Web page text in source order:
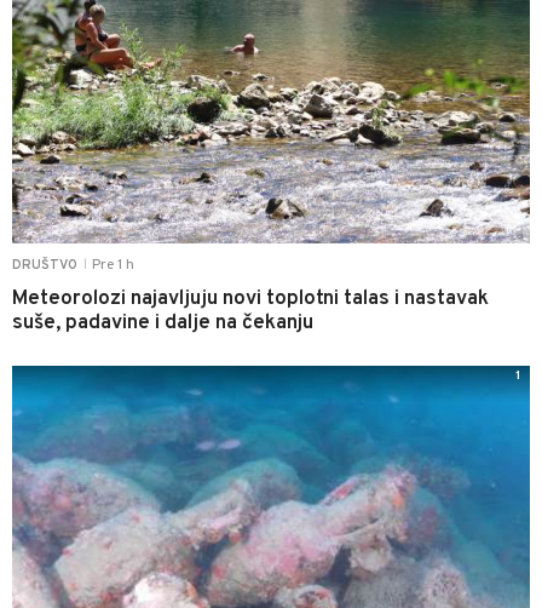
DRUŠTVO Pre 1 h
Meteorolozi najavljuju novi toplotni talas i nastavak
suše, padavine i dalje na čekanju
1